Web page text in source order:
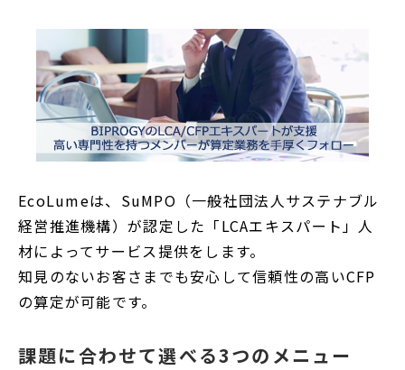
EcoLumeは、SuMPO（一般社団法人サステナブル
経営推進機構）が認定した「LCAエキスパート」人
材によってサービス提供をします。
知見のないお客さまでも安心して信頼性の高いCFP
の算定が可能です。
課題に合わせて選べる3つのメニュー